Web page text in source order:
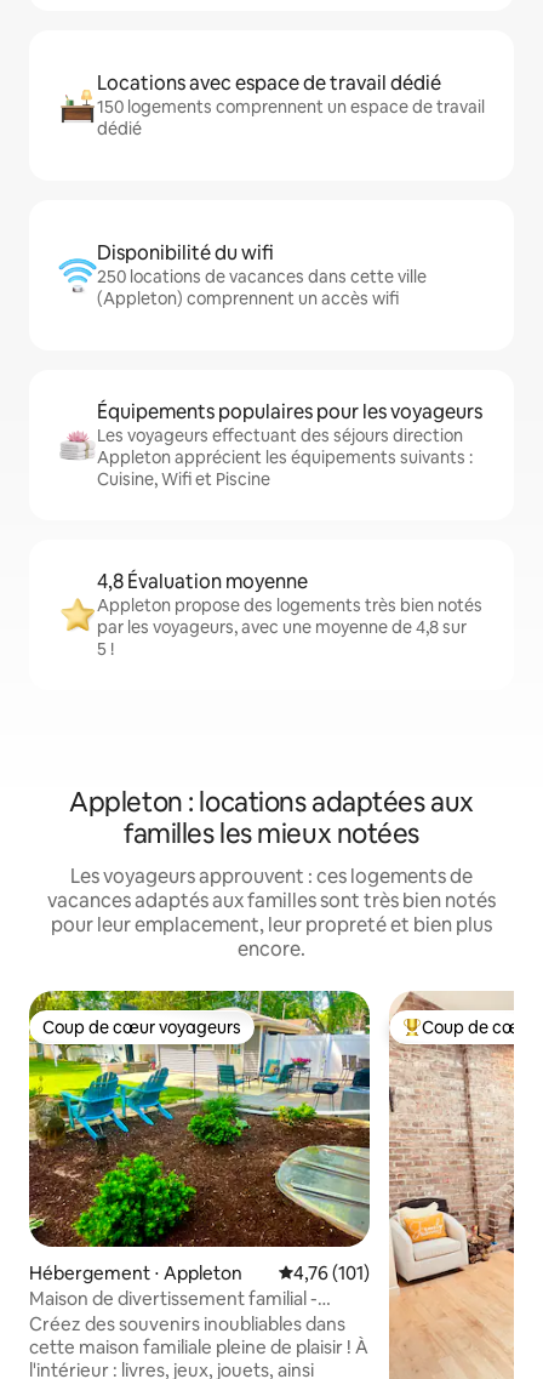
Locations avec espace de travail dédié
150 logements comprennent un espace de travail
dédié
Disponibilité du wifi
250 locations de vacances dans cette ville
(Appleton) comprennent un accès wifi
Équipements populaires pour les voyageurs
Les voyageurs effectuant des séjours direction
Appleton apprécient les équipements suivants :
Cuisine, Wifi et Piscine
4,8 Évaluation moyenne
Appleton propose des logements très bien notés
par les voyageurs, avec une moyenne de 4,8 sur
5 !
Appleton : locations adaptées aux
familles les mieux notées
Les voyageurs approuvent : ces logements de
vacances adaptés aux familles sont très bien notés
pour leur emplacement, leur propreté et bien plus
encore.
Coup de cœur voyageurs
Coup de cœur voyageurs
Hébergement ⋅ Appleton Évaluation moyenne sur la
4,76 (101)
Maison de divertissement familial -
théâtre - grande cour arrière clôturée
Créez des souvenirs inoubliables dans
cette maison familiale pleine de plaisir ! À
l'intérieur : livres, jeux, jouets, ainsi
Coups de cœur
Coup de cœur